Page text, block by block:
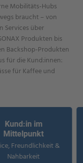
Mobilitäts‑Hubs
braucht – von
über
Produkten bis
Backshop-Produkten
für die Kund:innen:
für Kaffee und
Kund:in im
Mittelpunkt
Freundlichkeit &
Nahbarkeit